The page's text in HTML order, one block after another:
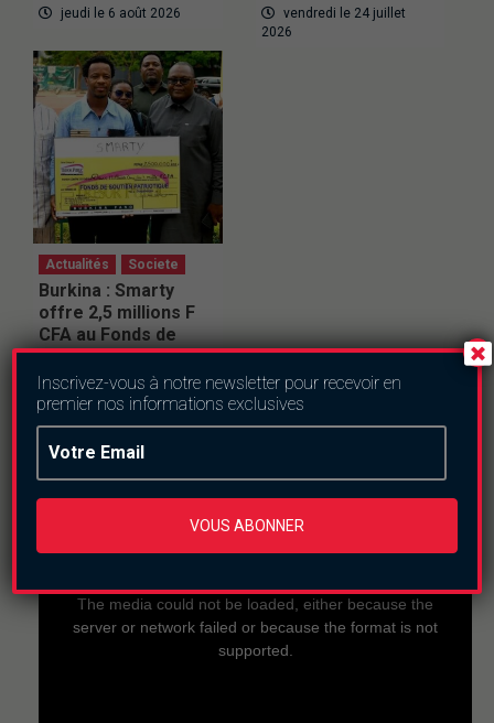
jeudi le 6 août 2026
vendredi le 24 juillet
2026
Actualités Societe
Burkina : Smarty
offre 2,5 millions F
CFA au Fonds de
soutien patriotique
vendredi le 24 juillet
2026
a
The media could not be loaded, either because the
server or network failed or because the format is not
supported.
Inscrivez-vous à notre newsletter pour recevoir en
premier nos informations exclusives
VOUS ABONNER